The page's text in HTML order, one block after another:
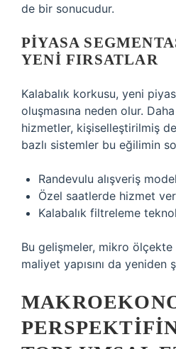
de bir sonucudur.
PIYASA
YENI FIRSATLAR
Kalabalık korkusu, yeni
oluşmasına neden olur.
hizmetler, kişiselleştirilmiş
bazlı sistemler bu eğilimin
Randevulu alışveriş
Özel saatlerde hizmet
Kalabalık filtreleme
Bu gelişmeler, mikro ölçekte
maliyet yapısını da yeniden